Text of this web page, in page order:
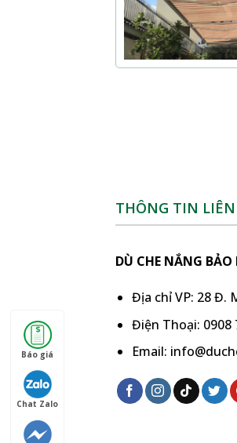
THÔNG TIN LIÊN
DÙ CHE NẮNG BẢO
Địa chỉ VP: 28 Đ.
Điện Thoại: 0908
Email:
Báo giá
Chat Zalo